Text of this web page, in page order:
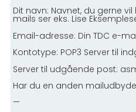
Dit navn: Navnet, du gerne
mails ser eks. Lise
Email-adresse: Din TDC e-
Kontotype: POP3 Server til
Server til udgående post:
Har du en anden
—